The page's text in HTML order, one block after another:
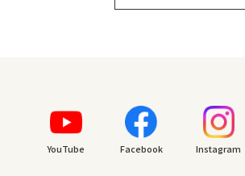
YouTube Facebook Instagram